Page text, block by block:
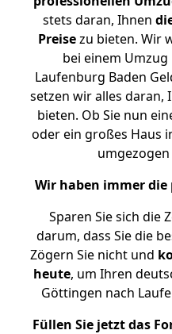
stets daran, Ihnen
Preisezu bieten. Wir
bei einem
Laufenburg Baden
setzen wir alles daran,
bieten. Ob Sie nun
oder ein großes Haus
Wir haben immer die
Sparen Sie sich die
darum, dass Sie die
Zögern Sie nicht und
heute, um Ihren
Göttingen nach
Füllen Sie jetzt das